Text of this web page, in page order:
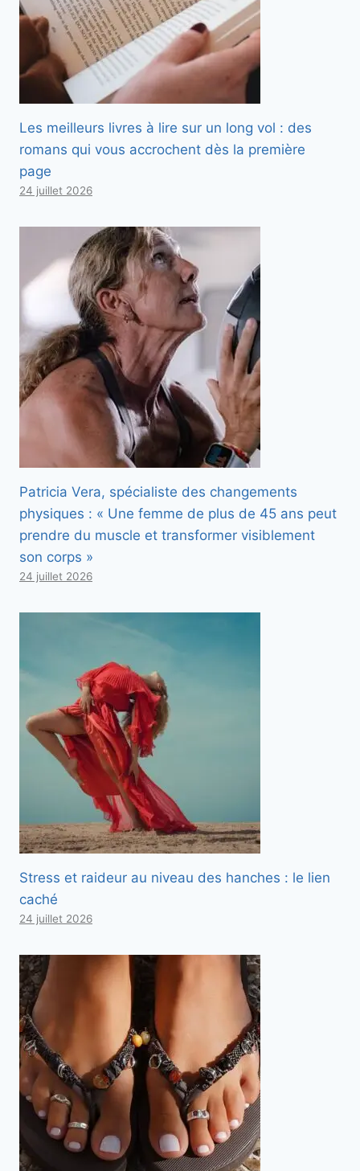
Les meilleurs livres à lire sur un long vol : des
romans qui vous accrochent dès la première
page
24 juillet 2026
Patricia Vera, spécialiste des changements
physiques : « Une femme de plus de 45 ans peut
prendre du muscle et transformer visiblement
son corps »
24 juillet 2026
Stress et raideur au niveau des hanches : le lien
caché
24 juillet 2026